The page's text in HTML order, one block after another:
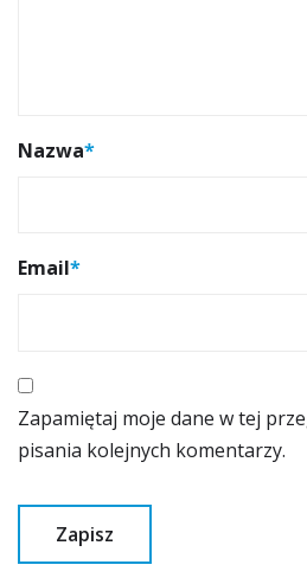
Nazwa*
Email*
Zapamiętaj moje dane w tej
pisania kolejnych komentarzy.